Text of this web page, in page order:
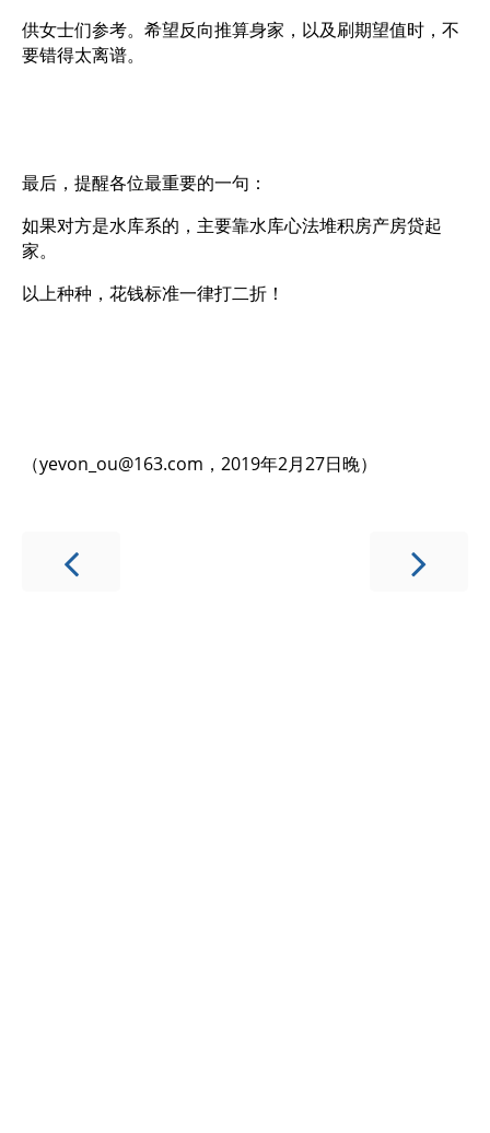
供女士们参考。希望反向推算身家，以及刷期望值时，不
要错得太离谱。
最后，提醒各位最重要的一句：
如果对方是水库系的，主要靠水库心法堆积房产房贷起
家。
以上种种，花钱标准一律打二折！
（yevon_ou@163.com ，2019年2月27日晚）